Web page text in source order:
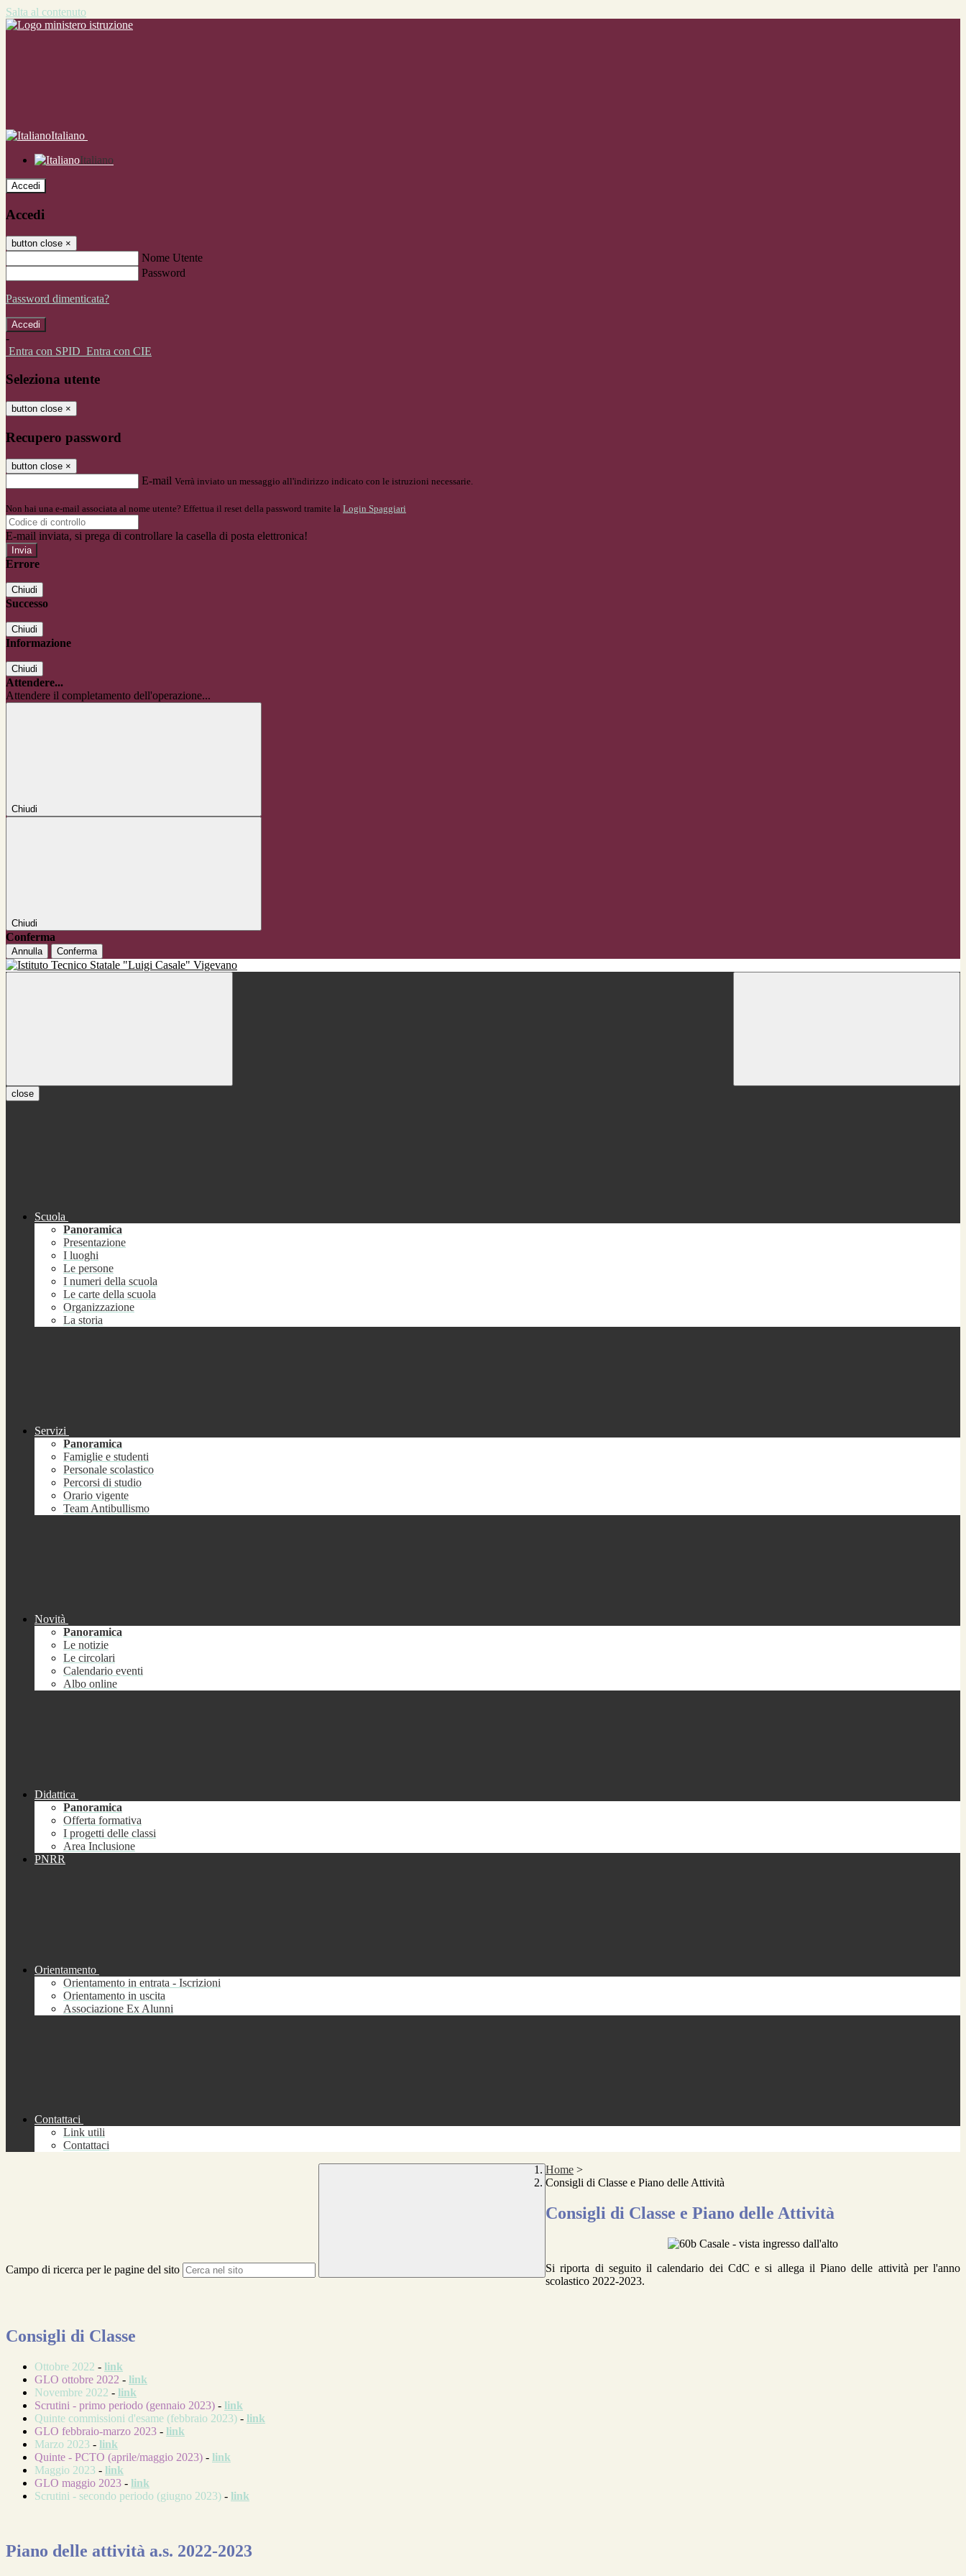
Salta al contenuto
Italiano
Italiano
Accedi
Accedi
button close ×
Nome Utente
Password
Password dimenticata?
-
Entra con SPID Entra con CIE
Seleziona utente
button close ×
Recupero password
button close ×
E-mail Verrà inviato un messaggio all'indirizzo indicato con le istruzioni necessarie.
Non hai una e-mail associata al nome utente? Effettua il reset della password tramite la Login Spaggiari
E-mail inviata, si prega di controllare la casella di posta elettronica!
Errore
Chiudi
Successo
Chiudi
Informazione
Chiudi
Attendere...
Attendere il completamento dell'operazione...
Chiudi
Chiudi
Conferma
Annulla Conferma
close
Scuola
Panoramica
Presentazione
I luoghi
Le persone
I numeri della scuola
Le carte della scuola
Organizzazione
La storia
Servizi
Panoramica
Famiglie e studenti
Personale scolastico
Percorsi di studio
Orario vigente
Team Antibullismo
Novità
Panoramica
Le notizie
Le circolari
Calendario eventi
Albo online
Didattica
Panoramica
Offerta formativa
I progetti delle classi
Area Inclusione
PNRR
Orientamento
Orientamento in entrata - Iscrizioni
Orientamento in uscita
Associazione Ex Alunni
Contattaci
Link utili
Contattaci
Campo di ricerca per le pagine del sito
Home >
Consigli di Classe e Piano delle Attività
Consigli di Classe e Piano delle Attività
Si riporta di seguito il calendario dei CdC e si allega il Piano delle attività per l'anno
scolastico 2022-2023.
Consigli di Classe
Ottobre 2022 - link
GLO ottobre 2022 - link
Novembre 2022 - link
Scrutini - primo periodo (gennaio 2023) - link
Quinte commissioni d'esame (febbraio 2023) - link
GLO febbraio-marzo 2023 - link
Marzo 2023 - link
Quinte - PCTO (aprile/maggio 2023) - link
Maggio 2023 - link
GLO maggio 2023 - link
Scrutini - secondo periodo (giugno 2023) - link
Piano delle attività a.s. 2022-2023